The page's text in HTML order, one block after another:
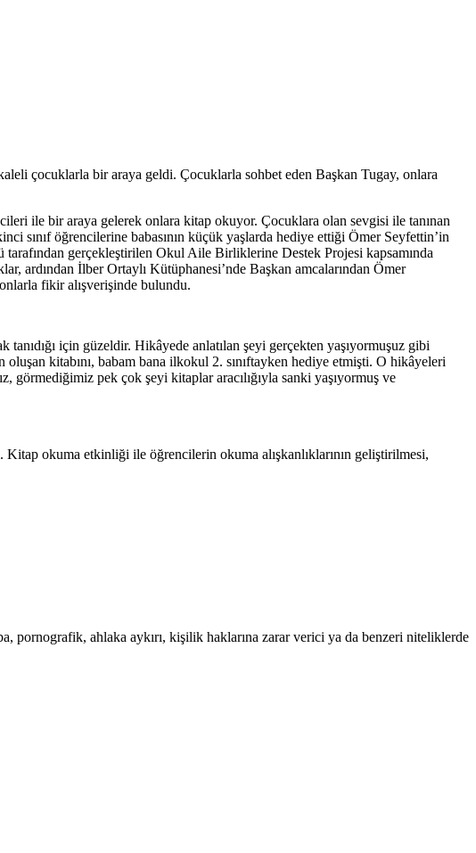
çocuklarla bir araya geldi. Çocuklarla sohbet eden Başkan Tugay, onlara
ile bir araya gelerek onlara kitap okuyor. Çocuklara olan sevgisi ile tanınan
sınıf öğrencilerine babasının küçük yaşlarda hediye ettiği Ömer Seyfettin’in
gerçekleştirilen Okul Aile Birliklerine Destek Projesi kapsamında
ardından İlber Ortaylı Kütüphanesi’nde Başkan amcalarından Ömer
fikir alışverişinde bulundu.
için güzeldir. Hikâyede anlatılan şeyi gerçekten yaşıyormuşuz gibi
kitabını, babam bana ilkokul 2. sınıftayken hediye etmişti. O hikâyeleri
görmediğimiz pek çok şeyi kitaplar aracılığıyla sanki yaşıyormuş ve
okuma etkinliği ile öğrencilerin okuma alışkanlıklarının geliştirilmesi,
pornografik, ahlaka aykırı, kişilik haklarına zarar verici ya da benzeri niteliklerde